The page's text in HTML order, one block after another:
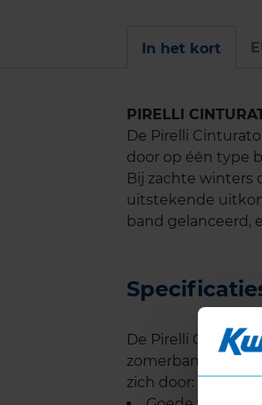
In het kort
PIRELLI
De Pirelli
door op één type
Bij zachte winters
uitstekende
band gelanceerd,
De Pirelli
zomerband met
zich door: